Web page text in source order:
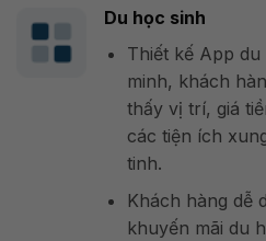
Du học sinh
Thiết kế App
minh, khách
thấy vị trí, giá
các tiện ích
tinh.
Khách hàng dễ
khuyến mãi du